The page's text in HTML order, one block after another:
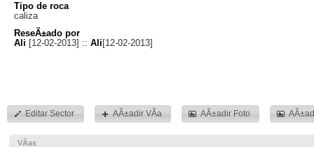
Tipo de roca
caliza
ReseÃ±ado por
Ali [12-02-2013] :: Ali [12-02-2013]
Editar Sector AÃ±adir VÃ­a AÃ±adir Foto
VÃ­as